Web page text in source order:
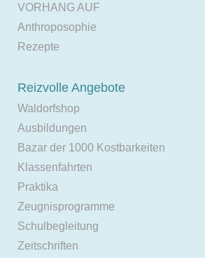
VORHANG AUF
Anthroposophie
Rezepte
Reizvolle Angebote
Waldorfshop
Ausbildungen
Bazar der 1000 Kostbarkeiten
Klassenfahrten
Praktika
Zeugnisprogramme
Schulbegleitung
Zeitschriften